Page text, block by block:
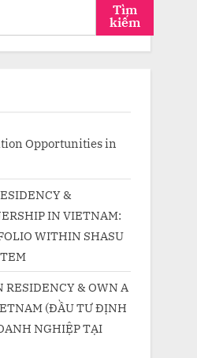
Tìm
kiếm
Opportunities in
&
IN VIETNAM:
WITHIN SHASU
RESIDENCY & OWN A
(ĐẦU TƯ ĐỊNH
NGHIỆP TẠI